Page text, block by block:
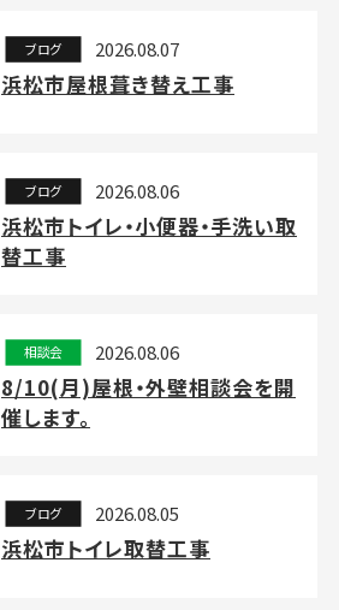
ブログ 2026.08.07
浜松市屋根葺き替え工事
ブログ 2026.08.06
浜松市トイレ・小便器・手洗い取
替工事
相談会 2026.08.06
8/10(月)屋根・外壁相談会を開
催します。
ブログ 2026.08.05
浜松市トイレ取替工事